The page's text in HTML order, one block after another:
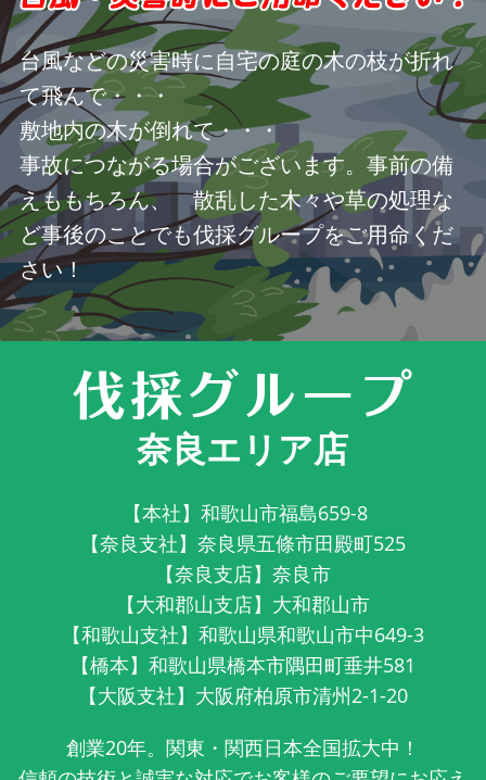
台風などの災害時に自宅の庭の木の枝が折れ
て飛んで・・・
敷地内の木が倒れて・・・
事故につながる場合がございます。事前の備
えももちろん、 散乱した木々や草の処理な
ど事後のことでも伐採グループをご用命くだ
さい！
奈良エリア店
【本社】和歌山市福島659-8
【奈良支社】奈良県五條市田殿町525
【奈良支店】奈良市
【大和郡山支店】大和郡山市
【和歌山支社】和歌山県和歌山市中649-3
【橋本】和歌山県橋本市隅田町垂井581
【大阪支社】大阪府柏原市清州2-1-20
創業20年。関東・関西日本全国拡大中！